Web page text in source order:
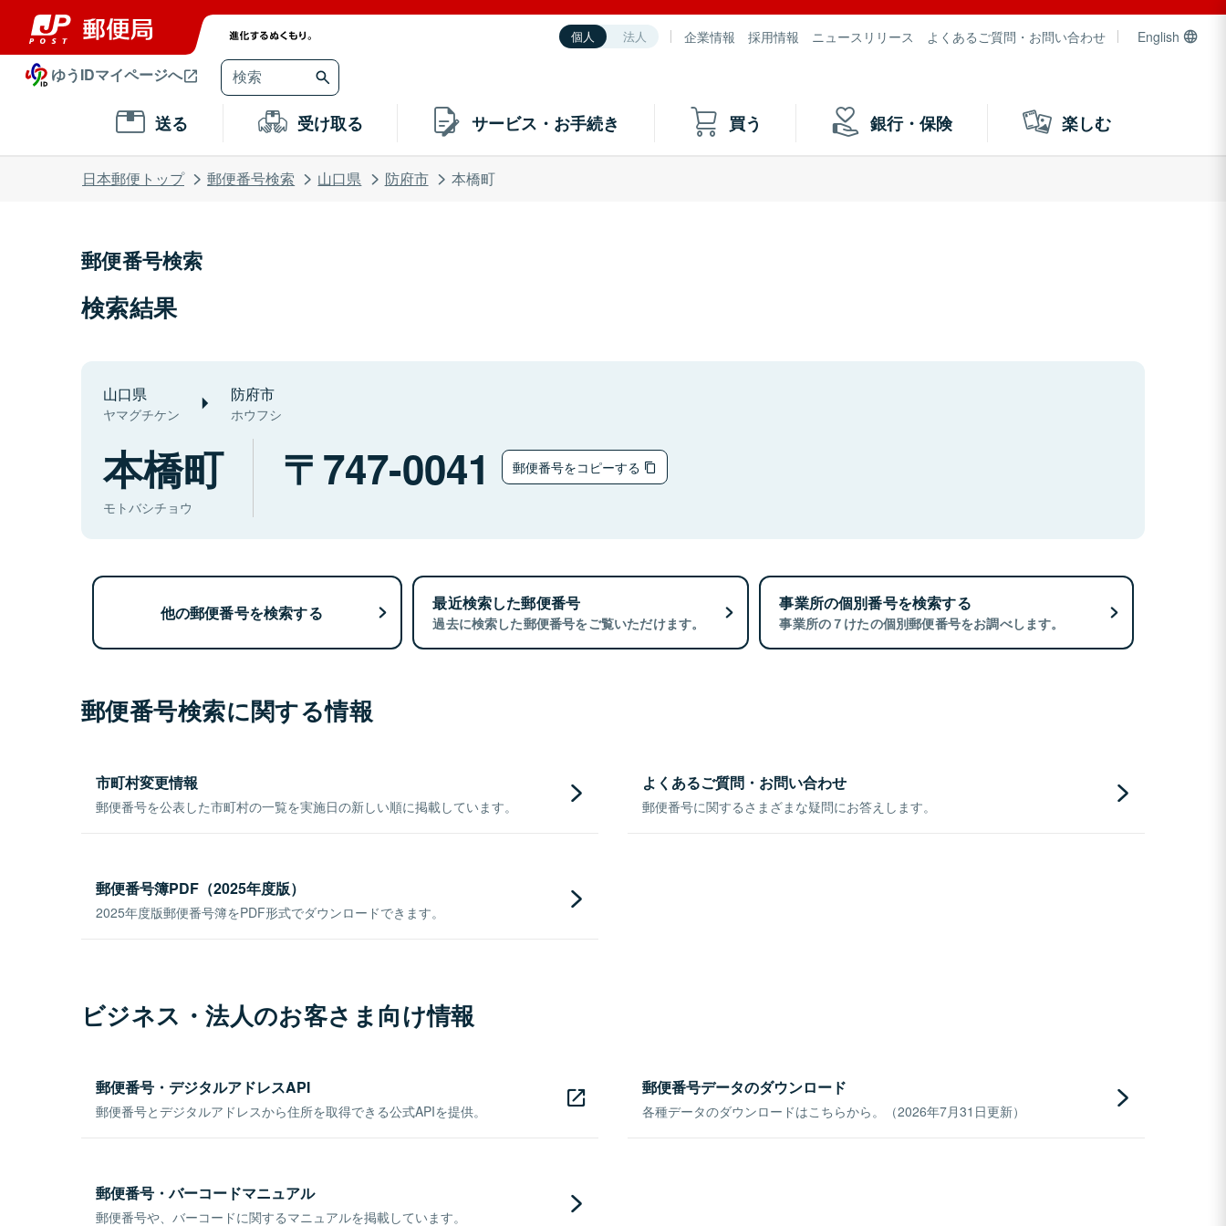
個人 法人 企業情報 採用情報 ニュースリリース よくあるご質問・お問い合わせ English
ゆうIDマイページへ
送る 受け取る サービス・お手続き 買う 銀行・保険 楽しむ
日本郵便トップ 郵便番号検索 山口県 防府市 本橋町
郵便番号検索
検索結果
山口県
ヤマグチケン
防府市
ホウフシ
本橋町
モトバシチョウ
747-0041 郵便番号をコピーする
他の郵便番号を検索する 最近検索した郵便番号
過去に検索した郵便番号をご覧いただけます。
事業所の個別番号を検索する
事業所の７けたの個別郵便番号をお調べします。
郵便番号検索に関する情報
市町村変更情報
郵便番号を公表した市町村の一覧を実施日の新しい順に掲載しています。
よくあるご質問・お問い合わせ
郵便番号に関するさまざまな疑問にお答えします。
郵便番号簿PDF（2025年度版）
2025年度版郵便番号簿をPDF形式でダウンロードできます。
ビジネス・法人のお客さま向け情報
郵便番号・デジタルアドレスAPI
郵便番号とデジタルアドレスから住所を取得できる公式APIを提供。
郵便番号データのダウンロード
各種データのダウンロードはこちらから。（2026年7月31日更新）
郵便番号・バーコードマニュアル
郵便番号や、バーコードに関するマニュアルを掲載しています。